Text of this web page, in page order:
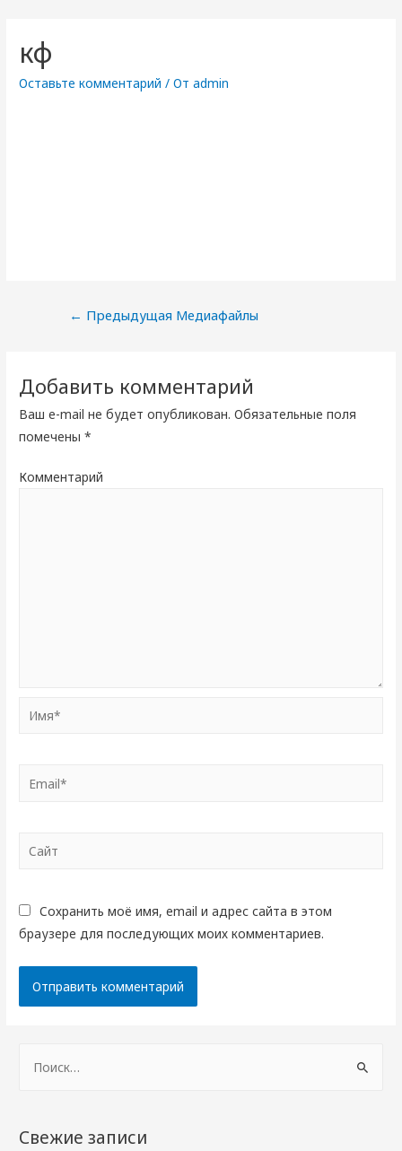
кф
Оставьте комментарий / От admin
Навигация
записям
← Предыдущая Медиафайлы
Добавить комментарий
Ваш e-mail не будет опубликован. Обязательные поля
помечены*
Комментарий
Имя*
Email*
Сайт
Сохранить моё имя, email и адрес сайта в этом
браузере для последующих моих комментариев.
т
Свежие записи